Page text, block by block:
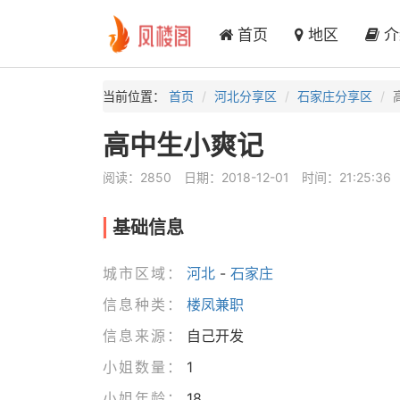
首页 地区 介
当前位置： 首页 河北分享区 石家庄分享区
高中生小爽记
阅读：2850 日期：2018-12-01 时间：21:25:36
基础信息
城市区域： 河北- 石家庄
信息种类：
楼凤兼职
信息来源：
自己开发
小姐数量：
1